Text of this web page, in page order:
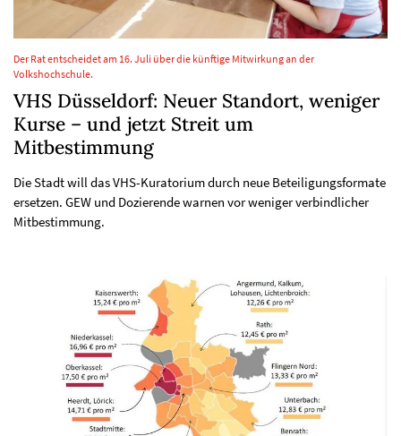
Der Rat entscheidet am 16. Juli über die künftige Mitwirkung an der
Volkshochschule.
VHS Düsseldorf: Neuer Standort, weniger
Kurse – und jetzt Streit um
Mitbestimmung
Die Stadt will das VHS-Kuratorium durch neue Beteiligungsformate
ersetzen. GEW und Dozierende warnen vor weniger verbindlicher
Mitbestimmung.